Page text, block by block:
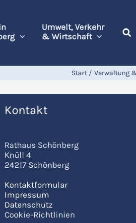
Umwelt, Verkehr
& Wirtschaft
Start Verwaltung
Kontakt
Rathaus Schönberg
Knüll 4
24217 Schönberg
Kontaktformular
Impressum
Datenschutz
Cookie-Richtlinien